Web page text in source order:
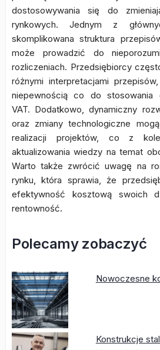
dostosowywania się do
rynkowych. Jednym z
skomplikowana struktura
może prowadzić do
rozliczeniach. Przedsiębiorcy
różnymi interpretacjami
niepewnością co do stosowania
VAT. Dodatkowo, dynamiczny
oraz zmiany technologiczne
realizacji projektów, co z
aktualizowania wiedzy na temat
Warto także zwrócić uwagę na
rynku, która sprawia, że
efektywność kosztową swoich
rentowność.
Polecamy zobaczyć
Nowoczesne
Konstrukcje